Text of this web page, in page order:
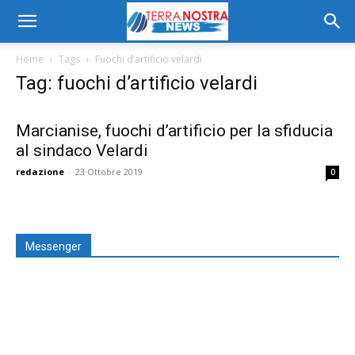
Home Tags Fuochi d’artificio velardi
Tag: fuochi d’artificio velardi
Marcianise, fuochi d’artificio per la sfiducia
al sindaco Velardi
redazione - 23 Ottobre 2019 0
Messenger